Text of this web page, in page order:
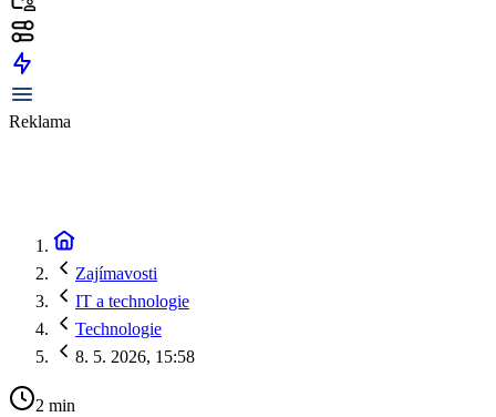
Reklama
Zajímavosti
IT a technologie
Technologie
8. 5. 2026, 15:58
2 min